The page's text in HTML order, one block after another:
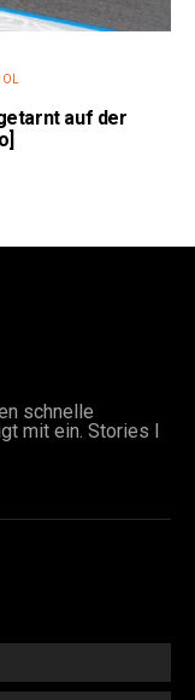
auf der
schnelle
mit ein. Stories I